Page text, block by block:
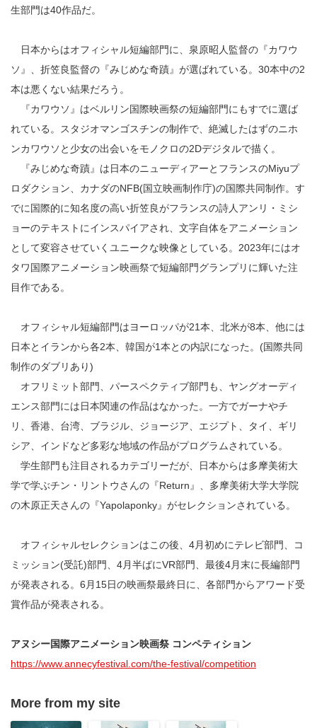
生部門は40作品だ。
日本からはオフィシャル短編部門に、泉原昭人監督の『カワウ
ソ』、折笠良監督の『みじめな奇蹟』が選ばれている。30本中の2
本は悪くない結果だろう。
『カワウソ』はベルリン国際映画祭の短編部門にもすでに選ば
れている。スタジオマンゴスチンの制作で、絶滅したはずのニホ
ンカワウソと少女の出会いをモノクロの2Dデジタルで描く。
『みじめな奇蹟』は日本のニューディアーとフランスのMiyuプ
ロダクション、カナダのNFB(国立映画制作庁)の国際共同制作。す
でに国際的に知名度の高い折笠良がフランスの詩人アンリ・ミシ
ョーのテキストにインスパイアされ、文字自体をアニメーション
として変容させていくユニークな映像としている。2023年にはオ
タワ国際アニメーション映画祭で短編部門グランプリに輝いた注
目作である。
オフィシャル短編部門はヨーロッパが21本、北米が8本、他には
日本とイランから各2本、韓国が1本との内訳になった。(国際共同
制作のダブリあり)
オフリミット部門、パースペクティブ部門も、ヤングオーディ
エンス部門には日本関連の作品はなかった。一方でガーナやチ
リ、香港、台湾、ブラジル、ジョージア、エジプト、タイ、ギリ
シア、インドなど多彩な地域の作品がプログラムされている。
学生部門も注目されるカテゴリーだが、日本からは多摩美術大
学で学ぶチン・リントウさんの『Return』、多摩美術大学大学院
の木原正天さんの『Yapolaponky』がセレクションされている。
オフィシャルセレクションはこの後、4月初めにテレビ部門、コ
ミッション(受託)部門、4月半ばにVR部門、最後4月末に長編部門
が発表される。6月15日の映画祭最終日に、各部門からアワード受
賞作品が発表される。
アヌシー国際アニメーション映画祭 コンペティション
https://www.annecyfestival.com/the-festival/competition
More from my site